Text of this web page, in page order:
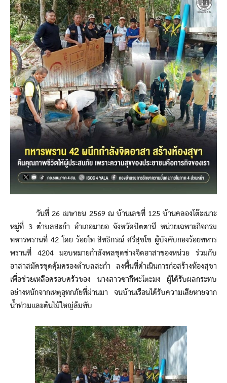
วันที่ 26 เมษายน 2569 ณ บ้านเลขที่ 125 บ้านคลองโต๊ะเนาะ
หมู่ที่ 3 ตำบลสะกำ อำเภอมายอ จังหวัดปัตตานี หน่วยเฉพาะกิจกรม
ทหารพรานที่ 42 โดย ร้อยโท สิทธิกรณ์ ศรีสุขโข ผู้บังคับกองร้อยทหาร
พรานที่ 4204 มอบหมายกำลังพลชุดช่างจิตอาสาของหน่วย ร่วมกับ
อาสาสมัครชุดคุ้มครองตำบลสะกำ ลงพื้นที่ดำเนินการก่อสร้างห้องสุขา
เพื่อช่วยเหลือครอบครัวของ นางสาวซากีพะโตะมง ผู้ได้รับผลกระทบ
อย่างหนักจากเหตุอุทกภัยที่ผ่านมา จนบ้านเรือนได้รับความเสียหายจาก
น้ำท่วมและต้นไม้ใหญ่ล้มทับ